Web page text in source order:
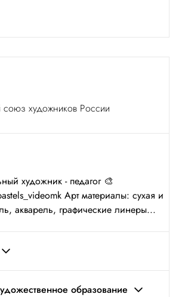
союз художников России
художник - педагог 🎨
Арт материалы: сухая и
акварель, графические линеры...
образование